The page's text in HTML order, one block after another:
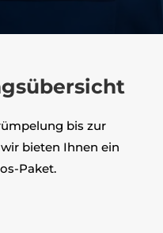
bis zur
bieten Ihnen ein
Paket.